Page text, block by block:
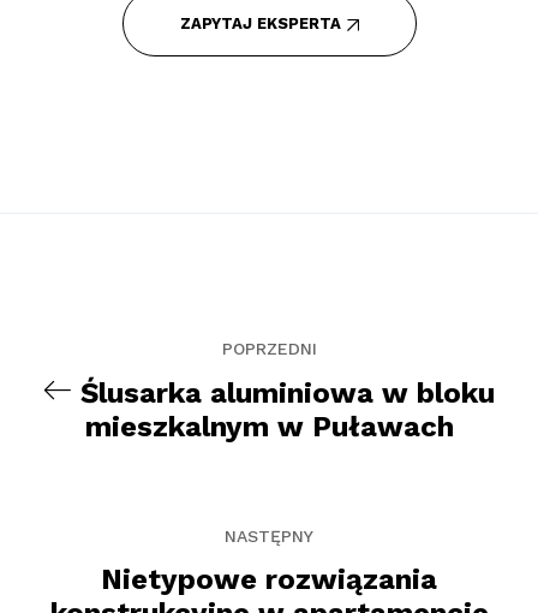
ZAPYTAJ EKSPERTA
POPRZEDNI
Ślusarka aluminiowa w bloku
mieszkalnym w Puławach
NASTĘPNY
Nietypowe rozwiązania